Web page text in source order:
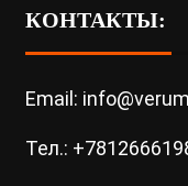
КОНТАКТЫ:
Email:
Тел.: